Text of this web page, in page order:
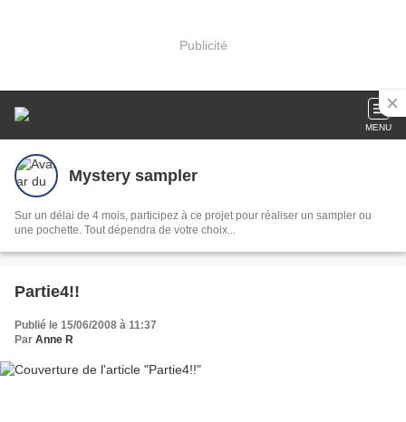
Publicité
MENU
Mystery sampler
Sur un délai de 4 mois, participez à ce projet pour réaliser un sampler ou
une pochette. Tout dépendra de votre choix...
Partie4!!
Publié le 15/06/2008 à 11:37
Par Anne R